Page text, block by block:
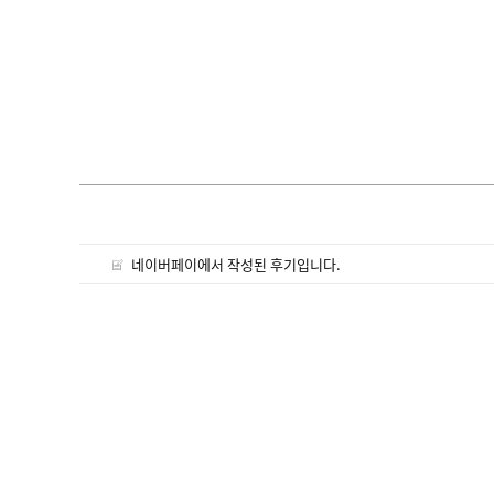
네이버페이에서 작성된 후기입니다.